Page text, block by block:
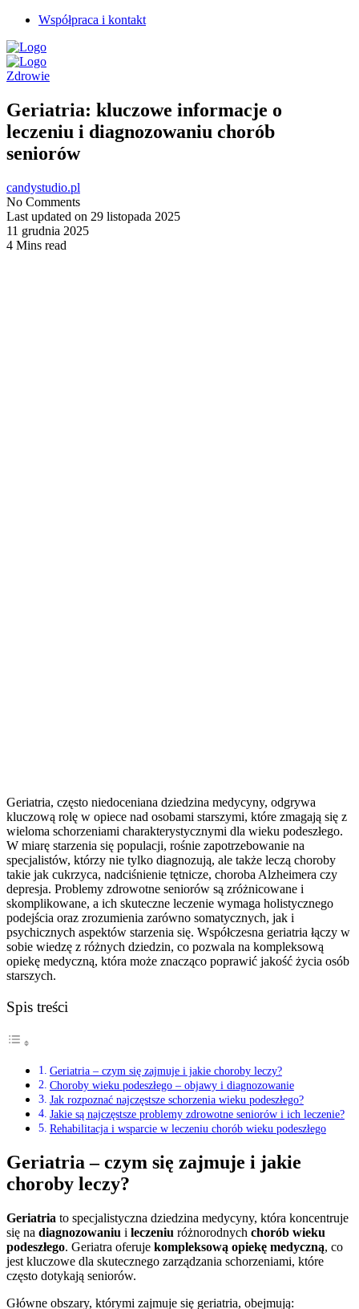
Współpraca i kontakt
Zdrowie
Geriatria: kluczowe informacje o
leczeniu i diagnozowaniu chorób
seniorów
candystudio.pl
No Comments
Last updated on 29 listopada 2025
11 grudnia 2025
4 Mins read
Geriatria, często niedoceniana dziedzina medycyny, odgrywa
kluczową rolę w opiece nad osobami starszymi, które zmagają się z
wieloma schorzeniami charakterystycznymi dla wieku podeszłego.
W miarę starzenia się populacji, rośnie zapotrzebowanie na
specjalistów, którzy nie tylko diagnozują, ale także leczą choroby
takie jak cukrzyca, nadciśnienie tętnicze, choroba Alzheimera czy
depresja. Problemy zdrowotne seniorów są zróżnicowane i
skomplikowane, a ich skuteczne leczenie wymaga holistycznego
podejścia oraz zrozumienia zarówno somatycznych, jak i
psychicznych aspektów starzenia się. Współczesna geriatria łączy w
sobie wiedzę z różnych dziedzin, co pozwala na kompleksową
opiekę medyczną, która może znacząco poprawić jakość życia osób
starszych.
Spis treści
Geriatria – czym się zajmuje i jakie choroby leczy?
Choroby wieku podeszłego – objawy i diagnozowanie
Jak rozpoznać najczęstsze schorzenia wieku podeszłego?
Jakie są najczęstsze problemy zdrowotne seniorów i ich leczenie?
Rehabilitacja i wsparcie w leczeniu chorób wieku podeszłego
Geriatria – czym się zajmuje i jakie
choroby leczy?
Geriatria to specjalistyczna dziedzina medycyny, która koncentruje
się na diagnozowaniu i leczeniu różnorodnych chorób wieku
podeszłego. Geriatra oferuje kompleksową opiekę medyczną, co
jest kluczowe dla skutecznego zarządzania schorzeniami, które
często dotykają seniorów.
Główne obszary, którymi zajmuje się geriatria, obejmują: